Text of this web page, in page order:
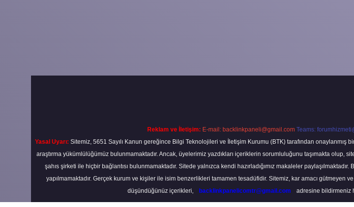
Reklam ve İletişim: E-mail: backlinkpaneli@gmail.com Teams:
Yasal Uyarı: Sitemiz, 5651 Sayılı Kanun gereğince Bilgi Teknolojileri ve İletişim Kurumu (BTK) tarafından
araştırma yükümlülüğümüz bulunmamaktadır. Ancak, üyelerimiz yazdıkları içeriklerin sorumluluğunu taşımakta
şahıs şirketi ile hiçbir bağlantısı bulunmamaktadır. Sitede yalnızca kendi hazırladığımız makaleler
yapılmamaktadır. Gerçek kurum ve kişiler ile isim benzerlikleri tamamen tesadüfidir. Sitemiz, kar amacı gütmeyen
düşündüğünüz içerikleri,
backlinkpanelicomtr@gmail.com adresine bildirmeniz